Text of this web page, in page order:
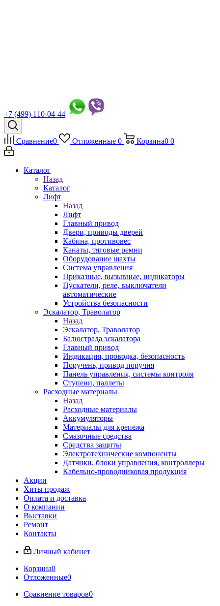
+7 (499) 110-04-44
Сравнение0 Отложенные 0 Корзина0 0
Каталог
Назад
Каталог
Лифт
Назад
Лифт
Главный привод
Двери, приводы дверей
Кабина, противовес
Канаты, тяговые ремни
Оборудование шахты
Система управления
Приказные, вызывные, индикаторы
Пускатели, реле, выключатели
автоматические
Устройства безопасности
Эскалатор, Траволатор
Назад
Эскалатор, Траволатор
Балюстрада эскалатора
Главный привод
Индикация, проводка, безопасность
Поручень, привод поручня
Панель управления, системы контроля
Ступени, паллеты
Расходные материалы
Назад
Расходные материалы
Аккумуляторы
Материалы для крепежа
Смазочные средства
Средства защиты
Электротехнические компоненты
Датчики, блоки управления, контроллеры
Кабельно-проводниковая продукция
Акции
Хиты продаж
Оплата и доставка
О компании
Выставки
Ремонт
Контакты
Личный кабинет
Корзина0
Отложенные0
Сравнение товаров0